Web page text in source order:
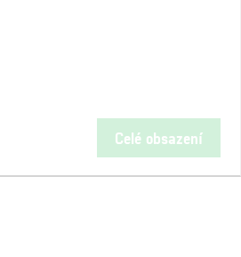
Celé obsazení